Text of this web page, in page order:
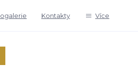
Kontakty Více